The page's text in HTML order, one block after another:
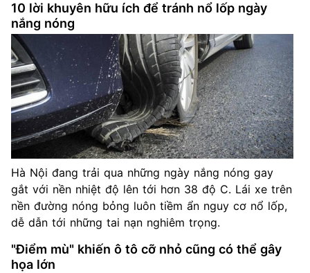
10 lời khuyên hữu ích để tránh nổ lốp ngày
nắng nóng
Hà Nội đang trải qua những ngày nắng nóng gay
gắt với nền nhiệt độ lên tới hơn 38 độ C. Lái xe trên
nền đường nóng bỏng luôn tiềm ẩn nguy cơ nổ lốp,
dễ dẫn tới những tai nạn nghiêm trọng.
"Điểm mù" khiến ô tô cỡ nhỏ cũng có thể gây
họa lớn